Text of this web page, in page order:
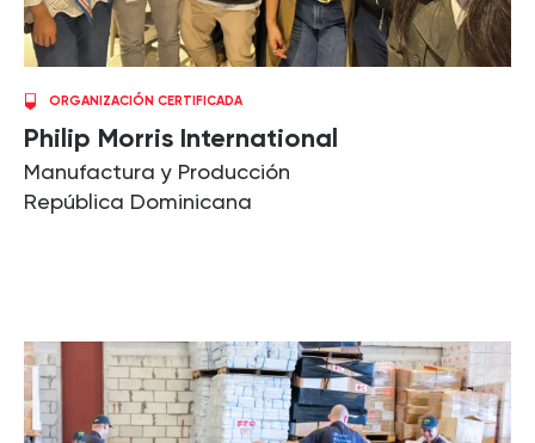
ORGANIZACIÓN CERTIFICADA
Philip Morris International
Manufactura y Producción
República Dominicana